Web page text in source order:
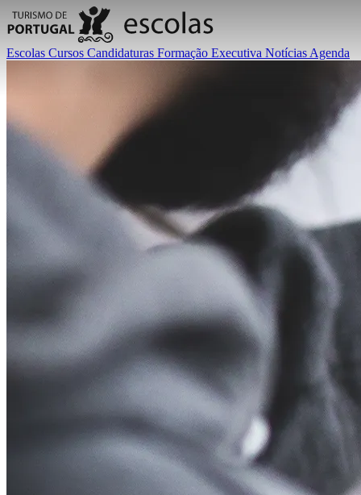
Escolas Cursos Candidaturas Formação Executiva Notícias Agenda